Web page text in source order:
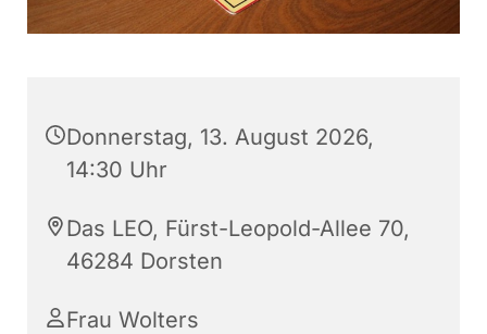
Donnerstag, 13. August 2026,
14:30 Uhr
Das LEO, Fürst-Leopold-Allee 70,
46284 Dorsten
Frau Wolters